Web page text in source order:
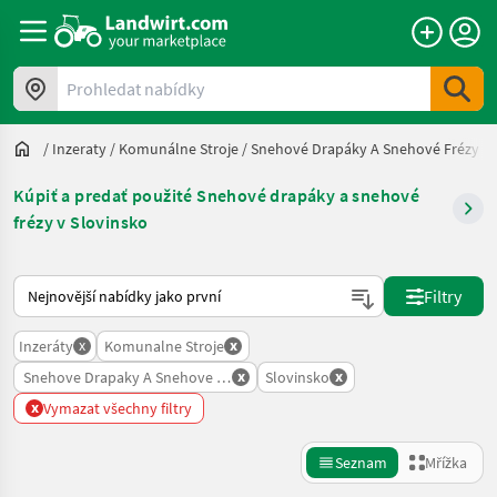
Prohledat nabídky
/ Inzeraty / Komunálne Stroje /Snehové Drapáky A Snehové Frézy
Kúpiť a predať použité Snehové drapáky a snehové
frézy v Slovinsko
Takto se řadí nabídky na Landwirt.com
Filtry
Inzeráty x Komunalne Stroje x
Snehove Drapaky A Snehove Frezy
x Slovinsko x
x Vymazat všechny filtry
Seznam Mřížka